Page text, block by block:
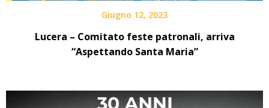
Giugno 12, 2023
Lucera – Comitato feste patronali, arriva
“Aspettando Santa Maria”